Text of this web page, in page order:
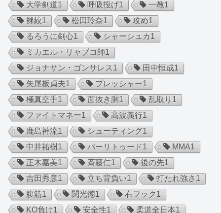
大学剣道1 呼吸投げ1 一教1
裸絞1 松田玲奈1 攻め1
るろうに剣心1 シャーシュカ1
ミカエル・リャブコ師1
ジョナサン・ゴンサレス1 田中恒成1
矢尾板貞夫1 プレッシャー1
極真空手1 面抜き胴 1 乱取り 1
ファイトマネー1 高波義行1
鹿島神流1 シューティング1
中井祐樹1 バーリトゥード1 MMA1
正木嘉美1 斉藤仁1 後の先1
吉田秀彦1 立ち背負い1 打たれ強さ 1
腹筋1 関光徳1 右フック1
KO負け1 安全性1 柔道全日本1